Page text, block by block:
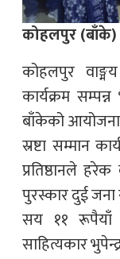
कोहलपुर (बाँके)
कोहलपुर
कार्यक्रम
बाँकेको
स्रष्टा सम्मान
प्रतिष्ठानले
पुरस्कार दुई जना
सय ११ रूपैयाँ
साहित्यकार